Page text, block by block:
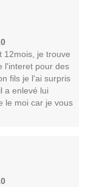
12mois, je trouve
l'interet pour des
fils je l'ai surpris
a enlevé lui
le moi car je vous